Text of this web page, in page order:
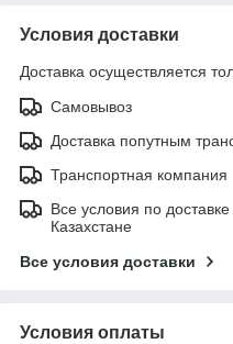
Условия доставки
Доставка осуществляется
Самовывоз
Доставка попутным
Транспортная компания
Все условия по
Казахстане
Все условия доставки
Условия оплаты